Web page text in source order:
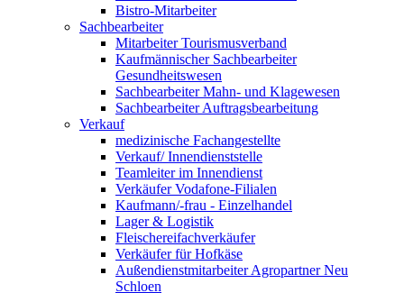
Bistro-Mitarbeiter
Sachbearbeiter
Mitarbeiter Tourismusverband
Kaufmännischer Sachbearbeiter
Gesundheitswesen
Sachbearbeiter Mahn- und Klagewesen
Sachbearbeiter Auftragsbearbeitung
Verkauf
medizinische Fachangestellte
Verkauf/ Innendienststelle
Teamleiter im Innendienst
Verkäufer Vodafone-Filialen
Kaufmann/-frau - Einzelhandel
Lager & Logistik
Fleischereifachverkäufer
Verkäufer für Hofkäse
Außendienstmitarbeiter Agropartner Neu
Schloen